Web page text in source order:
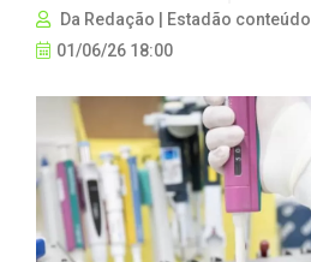
Da Redação | Estadão conteúdo
01/06/26 18:00